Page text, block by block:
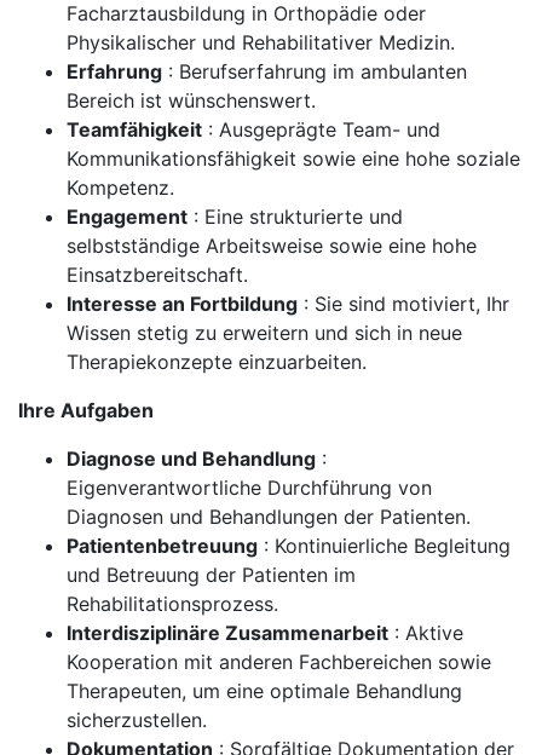
Facharztausbildung in Orthopädie oder
Physikalischer und Rehabilitativer Medizin.
Erfahrung : Berufserfahrung im ambulanten
Bereich ist wünschenswert.
Teamfähigkeit : Ausgeprägte Team- und
Kommunikationsfähigkeit sowie eine hohe soziale
Kompetenz.
Engagement : Eine strukturierte und
selbstständige Arbeitsweise sowie eine hohe
Einsatzbereitschaft.
Interesse an Fortbildung : Sie sind motiviert, Ihr
Wissen stetig zu erweitern und sich in neue
Therapiekonzepte einzuarbeiten.
Ihre Aufgaben
Diagnose und Behandlung :
Eigenverantwortliche Durchführung von
Diagnosen und Behandlungen der Patienten.
Patientenbetreuung : Kontinuierliche Begleitung
und Betreuung der Patienten im
Rehabilitationsprozess.
Interdisziplinäre Zusammenarbeit : Aktive
Kooperation mit anderen Fachbereichen sowie
Therapeuten, um eine optimale Behandlung
sicherzustellen.
Dokumentation : Sorgfältige Dokumentation der